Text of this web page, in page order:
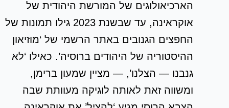
הארכיאולוגים של המורשת היהודית של
אוקראינה, עד שבשנת 2023 גילו תמונות של
החפצים הגנובים באתר הרשמי של ‘מוזיאון
ההיסטוריה של היהודים ברוסיה’. כאילו ‘לא
גנבנו — הצלנו’, — מציין שמעון ברימן,
ומשווה זאת לאותה לוגיקה מעוותת שבה